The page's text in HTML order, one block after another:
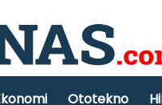
Ototekno